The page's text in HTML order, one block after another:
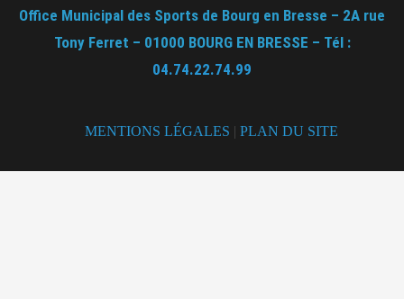
Office Municipal des Sports de Bourg en Bresse – 2A rue
Tony Ferret – 01000 BOURG EN BRESSE – Tél :
04.74.22.74.99
MENTIONS LÉGALES | PLAN DU SITE